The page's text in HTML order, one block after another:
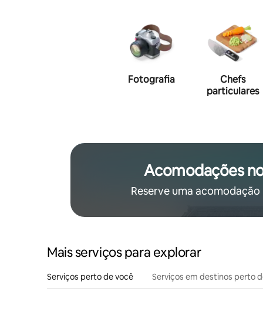
Fotografia
Chefs
particulares
Acomodações
Reserve uma
Mais serviços para explorar
Serviços perto de você Serviços em destinos perto